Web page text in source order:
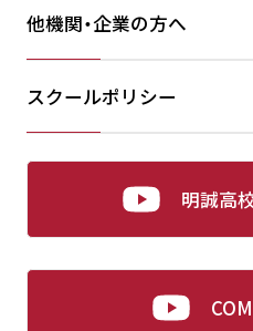
他機関・企業の方へ
スクールポリシー
明誠高